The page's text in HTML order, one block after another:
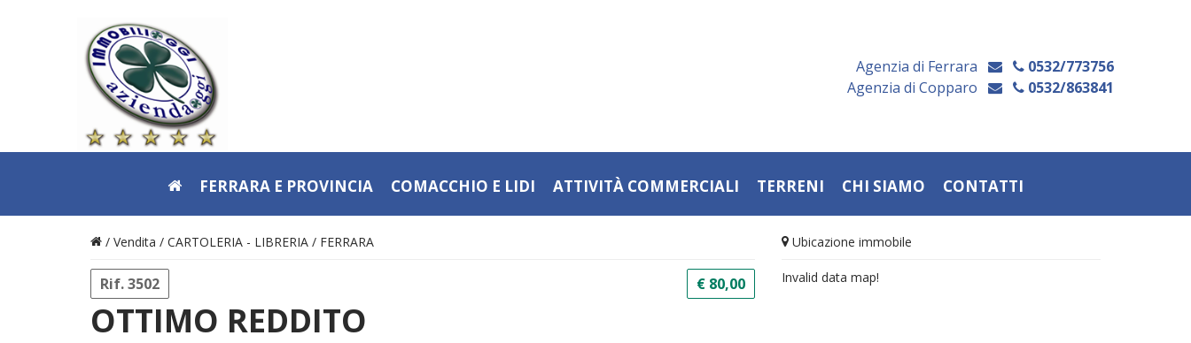
Agenzia di Ferrara
0532/773756
Agenzia di Copparo
0532/863841
FERRARA E PROVINCIA COMACCHIO E LIDI ATTIVITÀ COMMERCIALI TERRENI CHI SIAMO CONTATTI
/ Vendita / CARTOLERIA - LIBRERIA / FERRARA
Rif. 3502 € 80,00
OTTIMO REDDITO
Ubicazione immobile
Invalid data map!